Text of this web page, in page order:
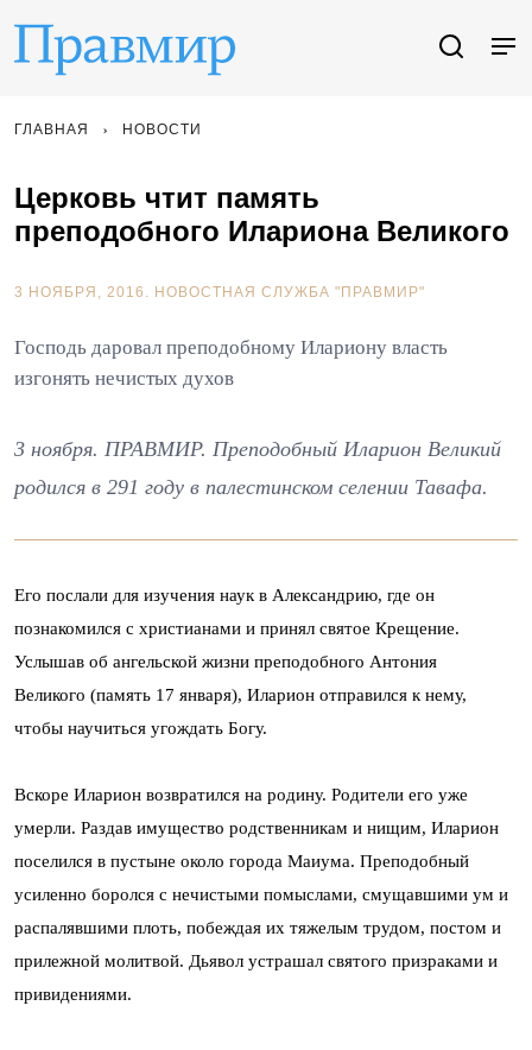
ГЛАВНАЯ НОВОСТИ
Церковь чтит память
преподобного Илариона Великого
3 НОЯБРЯ, 2016. НОВОСТНАЯ СЛУЖБА "ПРАВМИР"
Господь даровал преподобному Илариону власть
изгонять нечистых духов
3 ноября. ПРАВМИР. Преподобный Иларион Великий
родился в 291 году в палестинском селении Тавафа.
Его послали для изучения наук в Александрию, где он
познакомился с христианами и принял святое Крещение.
Услышав об ангельской жизни преподобного Антония
Великого (память 17 января), Иларион отправился к нему,
чтобы научиться угождать Богу.
Вскоре Иларион возвратился на родину. Родители его уже
умерли. Раздав имущество родственникам и нищим, Иларион
поселился в пустыне около города Маиума. Преподобный
усиленно боролся с нечистыми помыслами, смущавшими ум и
распалявшими плоть, побеждая их тяжелым трудом, постом и
прилежной молитвой. Дьявол устрашал святого призраками и
привидениями.